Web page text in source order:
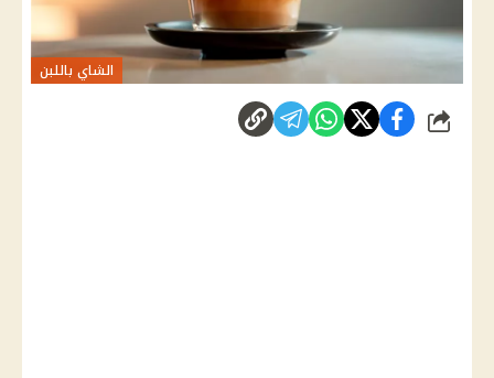
الشاي باللبن
شارك